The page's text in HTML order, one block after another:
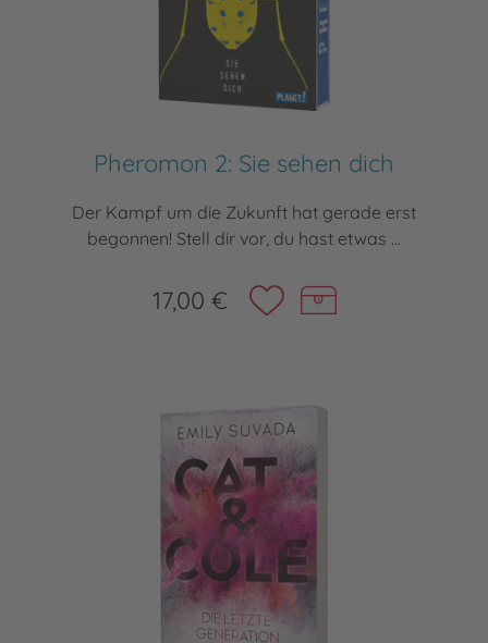
Pheromon 2: Sie sehen dich
Der Kampf um die Zukunft hat gerade erst
begonnen! Stell dir vor, du hast etwas ...
17,00 €